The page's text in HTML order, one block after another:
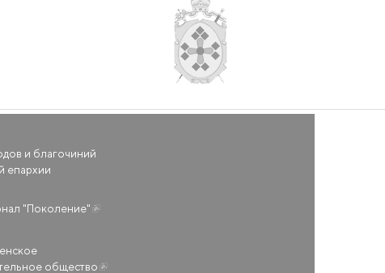
и благочиний
епархии
"Поколение"
общество (внешняя ссылка)